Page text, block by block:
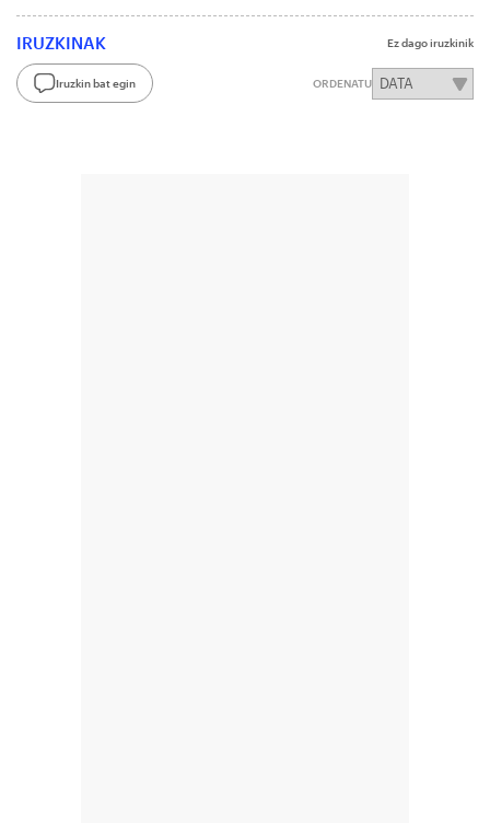
IRUZKINAK Ez dago iruzkinik
Iruzkin bat egin ORDENATU